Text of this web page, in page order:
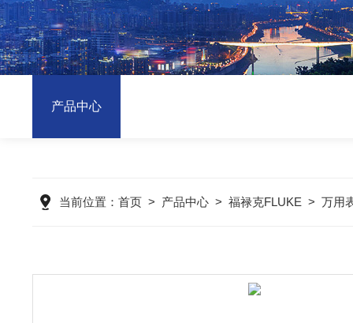
产品中心
当前位置： 首页> 产品中心> 福禄克FLUKE > 万用